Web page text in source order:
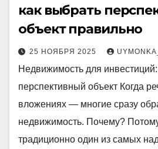
как выбрать
объект правильно
25 НОЯБРЯ 2025
Недвижимость для
перспективный объект Когда
вложениях — многие сразу
недвижимость. Почему?
традиционно один из самых